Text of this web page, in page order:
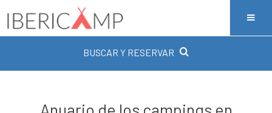
BUSCAR Y RESERVAR